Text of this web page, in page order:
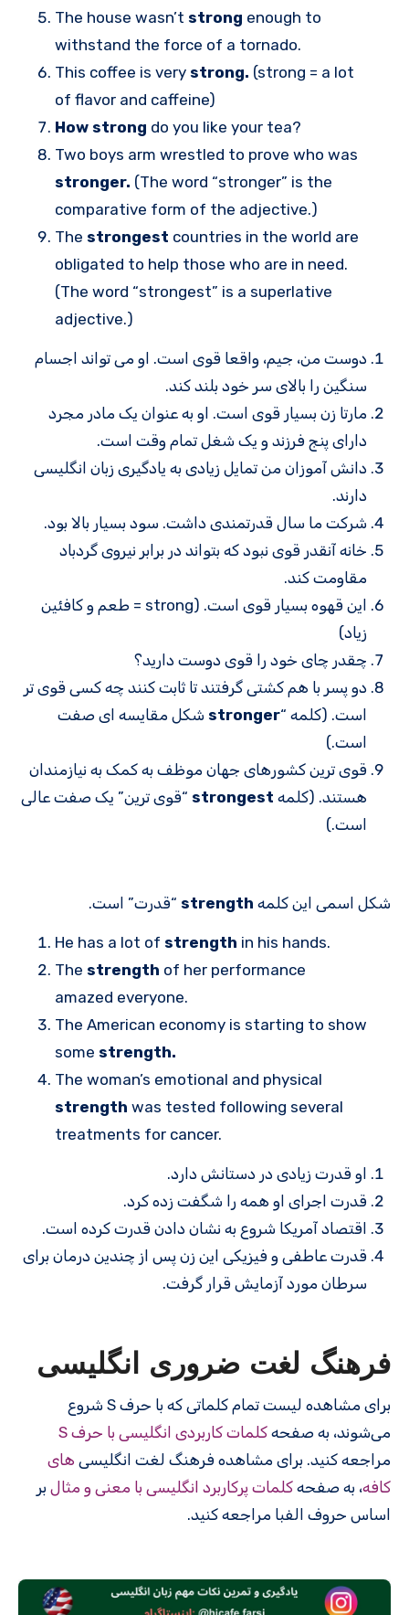
The house wasn’t strong enough to
withstand the force of a tornado.
This coffee is very strong. (strong = a lot
of flavor and caffeine)
How strong do you like your tea?
Two boys arm wrestled to prove who was
stronger. (The word “stronger” is the
comparative form of the adjective.)
The strongest countries in the world are
obligated to help those who are in need.
(The word “strongest” is a superlative
adjective.)
دوست من، جیم، واقعا قوی است. او می تواند اجسام
سنگین را بالای سر خود بلند کند.
مارتا زن بسیار قوی است. او به عنوان یک مادر مجرد
دارای پنج فرزند و یک شغل تمام وقت است.
دانش آموزان من تمایل زیادی به یادگیری زبان انگلیسی
دارند.
شرکت ما سال قدرتمندی داشت. سود بسیار بالا بود.
خانه آنقدر قوی نبود که بتواند در برابر نیروی گردباد
مقاومت کند.
این قهوه بسیار قوی است. (strong = طعم و کافئین
زیاد)
چقدر چای خود را قوی دوست دارید؟
دو پسر با هم کشتی گرفتند تا ثابت کنند چه کسی قوی تر
است. (کلمه “stronger شکل مقایسه ای صفت
است.)
قوی ترین کشورهای جهان موظف به کمک به نیازمندان
هستند. (کلمه strongest “قوی ترین” یک صفت عالی
است.)
شکل اسمی این کلمه strength “قدرت” است.
He has a lot of strength in his hands.
The strength of her performance
amazed everyone.
The American economy is starting to show
some strength.
The woman’s emotional and physical
strength was tested following several
treatments for cancer.
او قدرت زیادی در دستانش دارد.
قدرت اجرای او همه را شگفت زده کرد.
اقتصاد آمریکا شروع به نشان دادن قدرت کرده است.
قدرت عاطفی و فیزیکی این زن پس از چندین درمان برای
سرطان مورد آزمایش قرار گرفت.
فرهنگ لغت ضروری انگلیسی
برای مشاهده لیست تمام کلماتی که با حرف S شروع
می‌شوند، به صفحه کلمات کاربردی انگلیسی با حرف S
مراجعه کنید. برای مشاهده فرهنگ لغت انگلیسی های
کافه، به صفحه کلمات پرکاربرد انگلیسی با معنی و مثال بر
اساس حروف الفبا مراجعه کنید.